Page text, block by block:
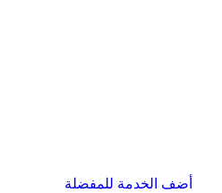
أضف الخدمة للمفضلة